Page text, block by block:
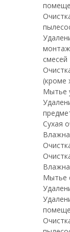
смесей
(кроме
Мытье
Сухая
Мытье